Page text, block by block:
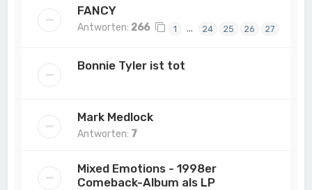
FANCY
Antworten: 266 1 … 24 25 26 27
Bonnie Tyler ist tot
Mark Medlock
Antworten: 7
Mixed Emotions - 1998er
Comeback-Album als LP